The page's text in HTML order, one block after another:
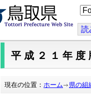
こ
の
ジ
を
翻
訳
読
平成２１年度
現在の位置： ホーム 県の組